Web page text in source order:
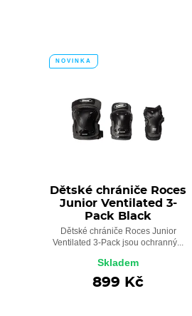
NOVINKA
Dětské chrániče Roces
Junior Ventilated 3-
Pack Black
Dětské chrániče Roces Junior
Ventilated 3-Pack jsou ochranný...
Skladem
899 Kč